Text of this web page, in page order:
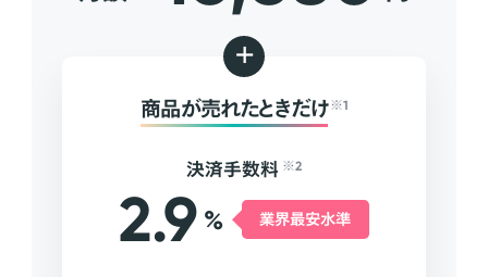
+
商品が売れたときだけ ※1
決済手数料 ※2
2.9 % 業界最安水準